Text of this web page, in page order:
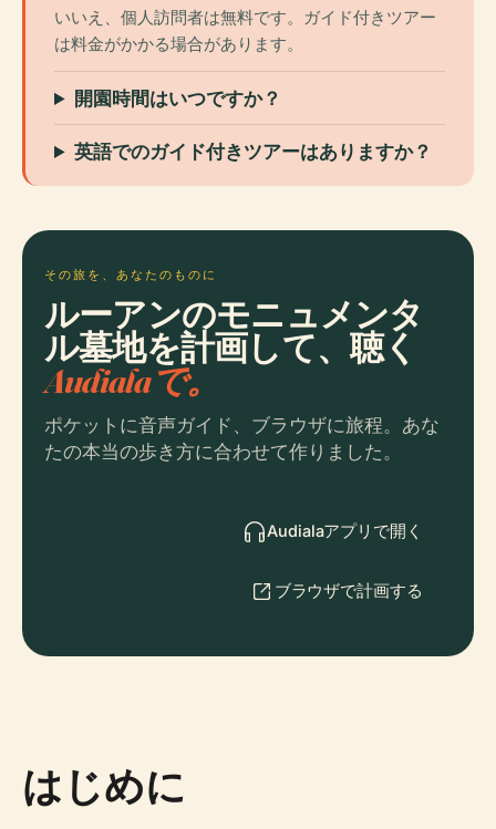
いいえ、個人訪問者は無料です。ガイド付きツアー
は料金がかかる場合があります。
開園時間はいつですか？
英語でのガイド付きツアーはありますか？
その旅を、あなたのものに
ルーアンのモニュメンタ
ル墓地を計画して、聴く
Audialaで。
ポケットに音声ガイド、ブラウザに旅程。あな
たの本当の歩き方に合わせて作りました。
Audialaアプリで開く
ブラウザで計画する
はじめに